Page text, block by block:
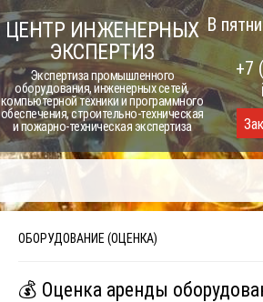
Skip
to
content
ЦЕНТР ИНЖЕНЕРНЫХ
ЭКСПЕРТИЗ
Экспертиза промышленного
оборудования, инженерных сетей,
компьютерной техники и программного
обеспечения, строительно-техническая
и пожарно-техническая экспертиза
В
+7
ОБОРУДОВАНИЕ (ОЦЕНКА)
💰 Оценка аренды